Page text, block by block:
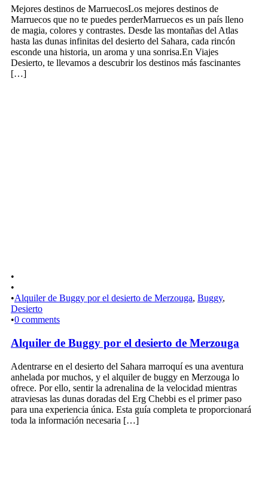
Mejores destinos de MarruecosLos mejores destinos de
Marruecos que no te puedes perderMarruecos es un país lleno
de magia, colores y contrastes. Desde las montañas del Atlas
hasta las dunas infinitas del desierto del Sahara, cada rincón
esconde una historia, un aroma y una sonrisa.En Viajes
Desierto, te llevamos a descubrir los destinos más fascinantes
[…]
•
•
•Alquiler de Buggy por el desierto de Merzouga, Buggy,
Desierto
•0 comments
Alquiler de Buggy por el desierto de Merzouga
Adentrarse en el desierto del Sahara marroquí es una aventura
anhelada por muchos, y el alquiler de buggy en Merzouga lo
ofrece. Por ello, sentir la adrenalina de la velocidad mientras
atraviesas las dunas doradas del Erg Chebbi es el primer paso
para una experiencia única. Esta guía completa te proporcionará
toda la información necesaria […]